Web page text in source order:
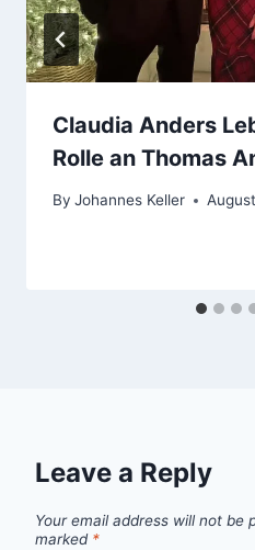
Claudia Anders
Rolle an Thomas
By Johannes Keller
Leave a Reply
Your email address will not be
marked *